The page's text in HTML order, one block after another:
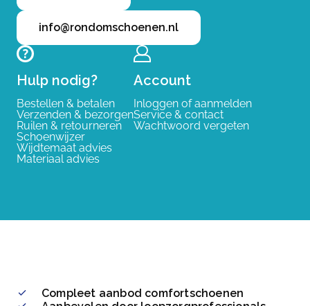
info@rondomschoenen.nl
Hulp nodig?
Bestellen & betalen
Verzenden & bezorgen
Ruilen & retourneren
Schoenwijzer
Wijdtemaat advies
Materiaal advies
Account
Inloggen of aanmelden
Service & contact
Wachtwoord vergeten
Compleet aanbod comfortschoenen